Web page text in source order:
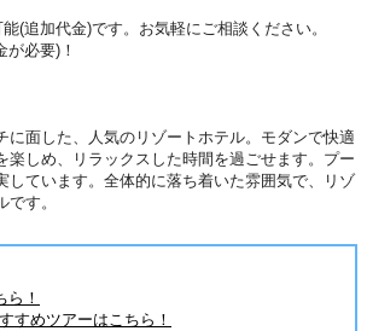
(追加代金)です。お気軽にご相談ください。
必要)！
に面した、人気のリゾートホテル。モダンで快適
楽しめ、リラックスした時間を過ごせます。プー
しています。全体的に落ち着いた雰囲気で、リゾ
す。
！
すめツアーはこちら！